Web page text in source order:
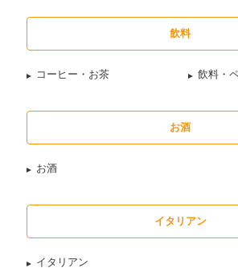
飲料
コーヒー・お茶 飲料・
お酒
お酒
イタリアン
イタリアン